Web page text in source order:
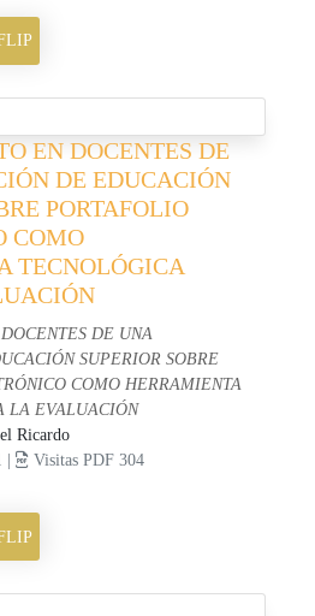
EN DOCENTES DE
DE EDUCACIÓN
PORTAFOLIO
COMO
TECNOLÓGICA
DE UNA
SUPERIOR SOBRE
COMO HERRAMIENTA
LA EVALUACIÓN
Ricardo
|
Visitas PDF 304